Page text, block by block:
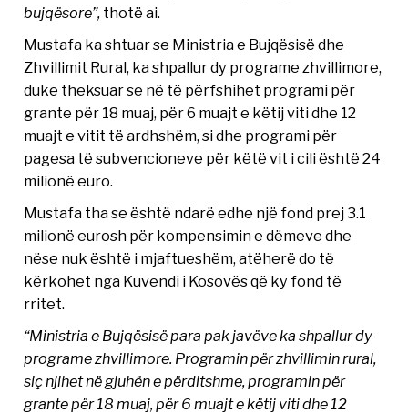
bujqësore”, thotë ai.
Mustafa ka shtuar se Ministria e Bujqësisë dhe
Zhvillimit Rural, ka shpallur dy programe zhvillimore,
duke theksuar se në të përfshihet programi për
grante për 18 muaj, për 6 muajt e këtij viti dhe 12
muajt e vitit të ardhshëm, si dhe programi për
pagesa të subvencioneve për këtë vit i cili është 24
milionë euro.
Mustafa tha se është ndarë edhe një fond prej 3.1
milionë eurosh për kompensimin e dëmeve dhe
nëse nuk është i mjaftueshëm, atëherë do të
kërkohet nga Kuvendi i Kosovës që ky fond të
rritet.
“Ministria e Bujqësisë para pak javëve ka shpallur dy
programe zhvillimore. Programin për zhvillimin rural,
siç njihet në gjuhën e përditshme, programin për
grante për 18 muaj, për 6 muajt e këtij viti dhe 12